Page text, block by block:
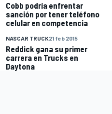
Cobb podría enfrentar
sanción por tener teléfono
celular en competencia
NASCAR TRUCK21 feb 2015
Reddick gana su primer
carrera en Trucks en
Daytona